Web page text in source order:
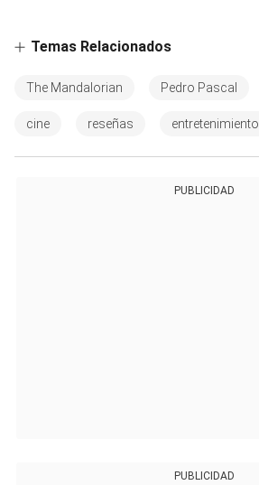
Temas Relacionados
The Mandalorian Pedro Pascal
cine reseñas entretenimiento
PUBLICIDAD
PUBLICIDAD